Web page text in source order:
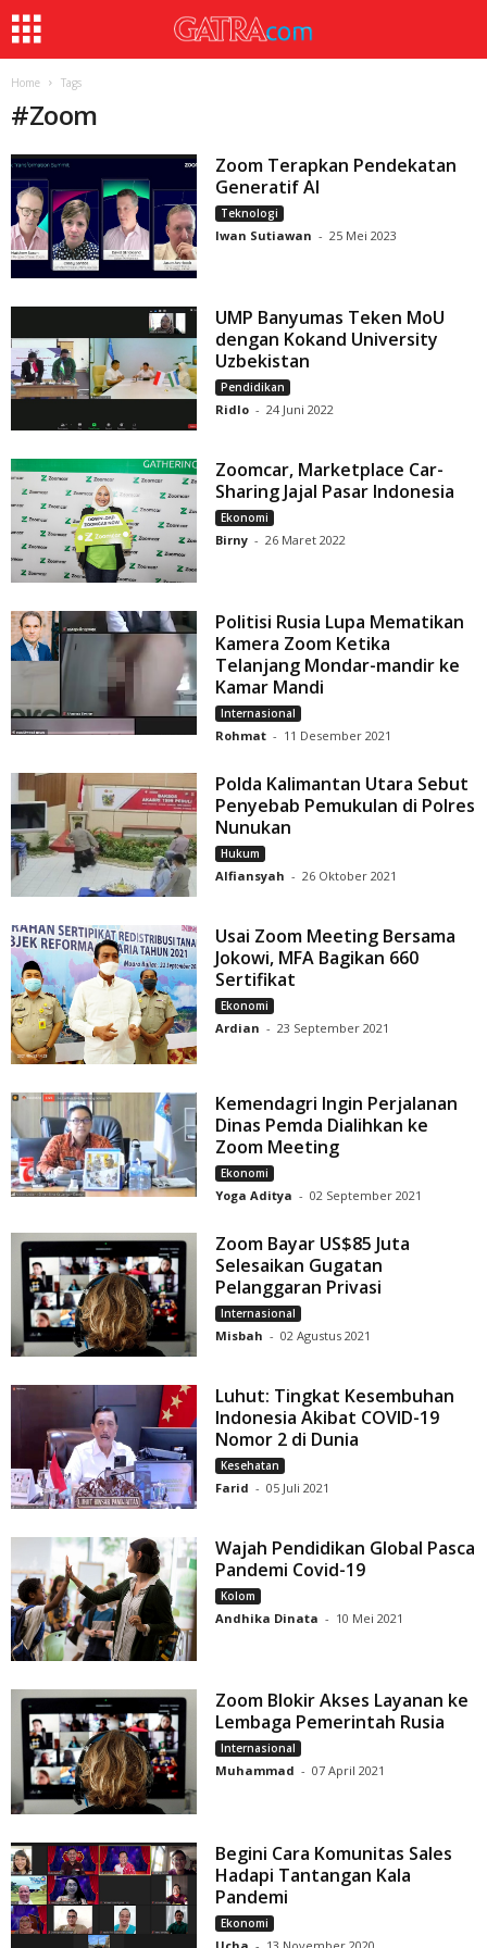
Home Tags
#Zoom
Zoom Terapkan Pendekatan
Generatif AI
Teknologi
Iwan Sutiawan - 25 Mei 2023
UMP Banyumas Teken MoU
dengan Kokand University
Uzbekistan
Pendidikan
Ridlo - 24 Juni 2022
Zoomcar, Marketplace Car-
Sharing Jajal Pasar Indonesia
Ekonomi
Birny - 26 Maret 2022
Politisi Rusia Lupa Mematikan
Kamera Zoom Ketika
Telanjang Mondar-mandir ke
Kamar Mandi
Internasional
Rohmat - 11 Desember 2021
Polda Kalimantan Utara Sebut
Penyebab Pemukulan di Polres
Nunukan
Hukum
Alfiansyah - 26 Oktober 2021
Usai Zoom Meeting Bersama
Jokowi, MFA Bagikan 660
Sertifikat
Ekonomi
Ardian - 23 September 2021
Kemendagri Ingin Perjalanan
Dinas Pemda Dialihkan ke
Zoom Meeting
Ekonomi
Yoga Aditya - 02 September 2021
Zoom Bayar US$85 Juta
Selesaikan Gugatan
Pelanggaran Privasi
Internasional
Misbah - 02 Agustus 2021
Luhut: Tingkat Kesembuhan
Indonesia Akibat COVID-19
Nomor 2 di Dunia
Kesehatan
Farid - 05 Juli 2021
Wajah Pendidikan Global Pasca
Pandemi Covid-19
Kolom
Andhika Dinata - 10 Mei 2021
Zoom Blokir Akses Layanan ke
Lembaga Pemerintah Rusia
Internasional
Muhammad - 07 April 2021
Begini Cara Komunitas Sales
Hadapi Tantangan Kala
Pandemi
Ekonomi
Ucha - 13 November 2020